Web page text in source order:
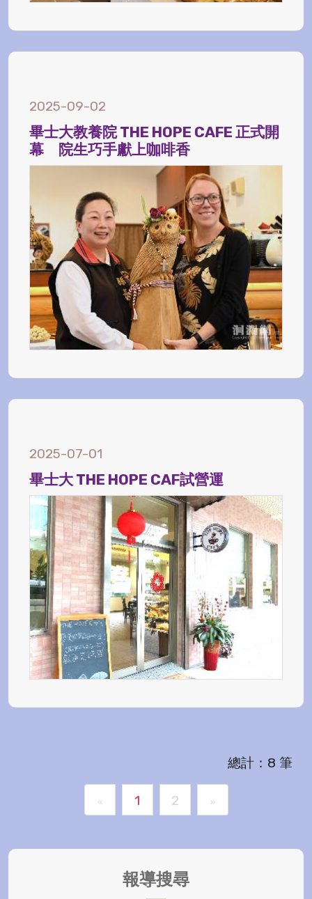
報導搜尋
2025-09-02
畢士大教養院 THE HOPE CAFE 正式開
幕 院生巧手獻上咖啡香
2025-07-01
畢士大 THE HOPE CAF試營運
總計：8 筆
« 1 2 »